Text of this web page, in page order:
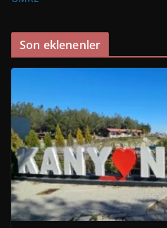
Son eklenenler